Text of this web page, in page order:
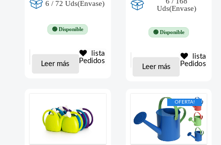
6 / 72 Uds(Envase)
🟢 Disponible
Leer más
lista
Pedidos
Uds(Envase)
🟢 Disponible
Leer más
lista
Pedidos
OFERTA!